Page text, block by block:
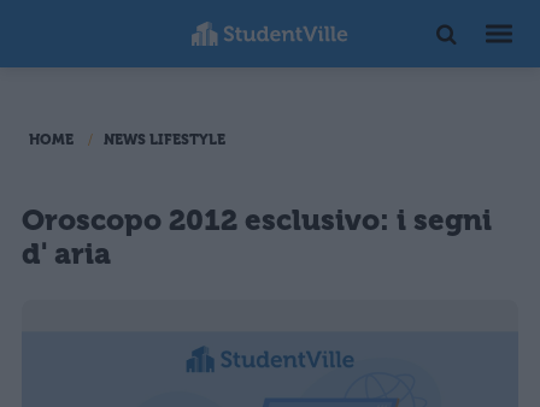
HOME NEWS LIFESTYLE
Oroscopo 2012 esclusivo: i segni
d' aria